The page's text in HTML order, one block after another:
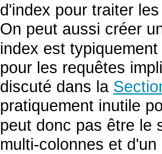
d'index pour traiter
On peut aussi créer
index est
pour les requêtes
discuté dans la
pratiquement inutile
peut donc pas être le
multi-colonnes et